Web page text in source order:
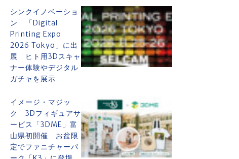
シンクイノベーショ
ン 「Digital
Printing Expo
2026 Tokyo」に出
展 ヒト用3Dスキャ
ナー体験やデジタル
ガチャを展示
イメージ・マジッ
ク 3Dフィギュアサ
ービス「3DME」富
山県初開催 お盆限
定でファニチャーパ